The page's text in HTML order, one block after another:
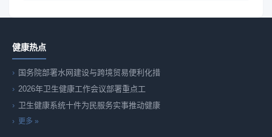
健康热点
国务院部署水网建设与跨境贸易便利化措
2026年卫生健康工作会议部署重点工
卫生健康系统十件为民服务实事推动健康
更多 »